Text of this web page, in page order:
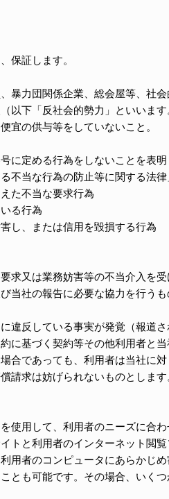
保証します。
暴力団関係企業、総会屋等、社
以下「反社会的勢力」といいま
宜の供与等をしていないこと。
に定める行為をしないことを表明
不当な行為の防止等に関する法
た不当な要求行為
る行為
し、または信用を毀損する行為
求又は業務妨害等の不当介入を
当社の報告に必要な協力を行うも
違反している事実が発覚（報道
に基づく契約等その他利用者と
合であっても、利用者は当社に
請求は妨げられないものとします
使用して、利用者のニーズに合
トと利用者のインターネット閲
用者のコンピュータにあらかじ
とも可能です。その場合、いく